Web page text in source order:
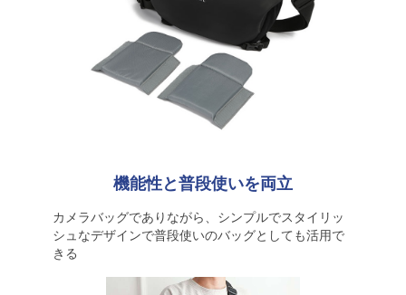
機能性と普段使いを両立
カメラバッグでありながら、シンプルでスタイリッ
シュなデザインで普段使いのバッグとしても活用で
きる